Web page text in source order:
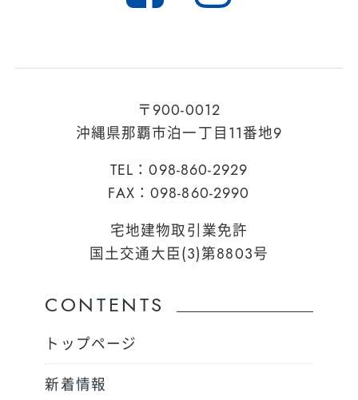
〒900-0012
沖縄県那覇市泊一丁目11番地9
TEL：098-860-2929
FAX：098-860-2990
宅地建物取引業免許
国土交通大臣(3)第8803号
CONTENTS
トップページ
新着情報